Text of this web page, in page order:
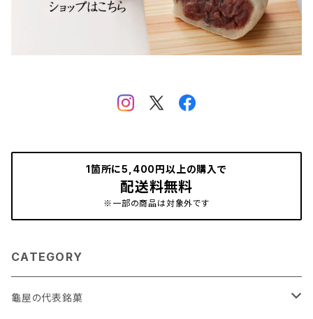
1箇所に5,400円以上の購入で
配送料無料
※一部の商品は対象外です
CATEGORY
龜屋の代表銘菓